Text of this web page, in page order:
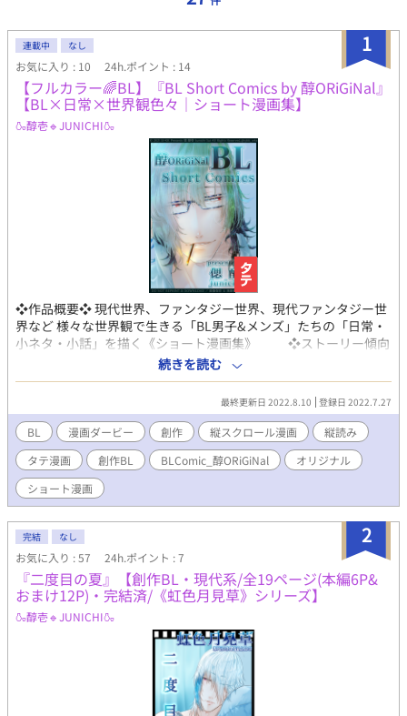
1
連載中 なし
お気に入り : 10 24h.ポイント : 14
【フルカラー🌈BL】『BL Short Comics by 醇ORiGiNal』
【BL×日常×世界観色々｜ショート漫画集】
🍶醇壱🔹JUNICHI🍶
❖作品概要❖ 現代世界、ファンタジー世界、現代ファンタジー世
界など 様々な世界観で生きる「BL男子&メンズ」たちの「日常・
小ネタ・小話」を描く《ショート漫画集》 ❖ストーリー傾向
❖ 基本雑多。日常やコメディ多め、たまにシリアス。 ※「世界
観・ジャンル・作品シリーズ名」は各章タイトルをご参照くださ
い。 ❖配信スケジュール❖ 不定期配信 ※配信作品が十分に
たまったシリーズは、 ある程度の作品数が配信された時点で専
用作品を作成し、随時作品移動を行います。 ※R18作品が追加
となった際は、カテゴリをR18に変更いたします。 ❖ 投稿作品
についての注意事項(定型掲載文)❖ ※当方が創作するすべての作
品・物語・用語・情報等は、作者の想像からの完全なるフィクシ
ョンです。 例え作中に実在の人物・団体・事件・地名等と重なる
作中における全ての表現は、 犯罪行為及び刑罰法令に抵触するす
べての行為へ誘引・助長・ほう助する為のものではありません。
※当方が投稿する全ての創作物（イラスト・文章など）の 無断記
載・転載・転用・複製(模写トレス含)・保存(スクショ含)・二次配
布 自作発現・商品化・創作作品の二次創作・二次利用(アイコン・
ヘッダー・壁紙利用など) は、いかなる場合も一切禁止です。 ※
オリジナルキャラのファンアートなども、様々な事情から"描く
前"に必ずご連絡を頂けますようお願いしております。 申し訳ご
ざいませんが、許可なく描かれる事はご遠慮ください。ご協力を
お願いいたします。 ※Note on All My Original Works※ → Do not
reprint, copy or download.
続きを読む
最終更新日 2022.8.10 登録日 2022.7.27
BL 漫画ダービー 創作 縦スクロール漫画
縦読み
タテ漫画
創作BL BLComic_醇ORiGiNal
オリジナル
ショート漫画
2
完結 なし
お気に入り : 57 24h.ポイント : 7
『二度目の夏』【創作BL・現代系/全19ページ(本編6P&
おまけ12P)・完結済/《虹色月見草》シリーズ】
🍶醇壱🔹JUNICHI🍶